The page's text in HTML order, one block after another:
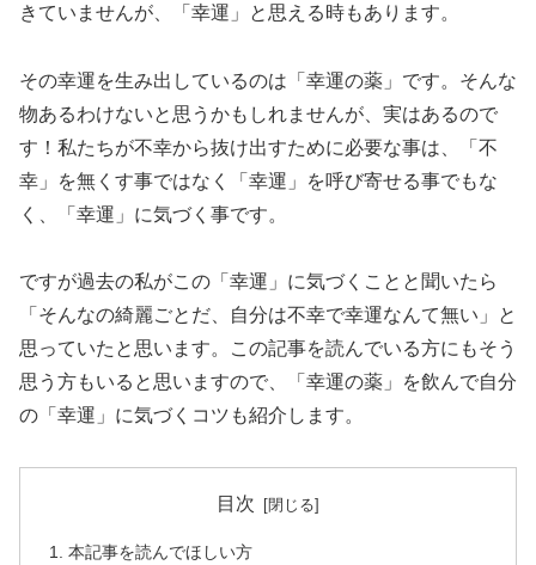
きていませんが、「幸運」と思える時もあります。
その幸運を生み出しているのは「幸運の薬」です。そんな
物あるわけないと思うかもしれませんが、実はあるので
す！私たちが不幸から抜け出すために必要な事は、「不
幸」を無くす事ではなく「幸運」を呼び寄せる事でもな
く、
「幸運」に気づく事です。
ですが過去の私がこの「幸運」に気づくことと聞いたら
「そんなの綺麗ごとだ、自分は不幸で幸運なんて無い」と
思っていたと思います。この記事を読んでいる方にもそう
思う方もいると思いますので、「幸運の薬」を飲んで自分
の 「幸運」に気づくコツ も紹介します。
目次
本記事を読んでほしい方